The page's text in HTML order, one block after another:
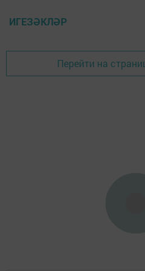
ИГЕЗӘКЛӘР
Перейти на